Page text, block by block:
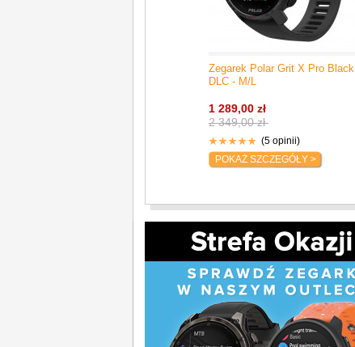
Zegarek Polar Grit X Pro Black
DLC - M/L
1 289,00 zł
2 349,00 zł
(5 opinii)
POKAŻ SZCZEGÓŁY >